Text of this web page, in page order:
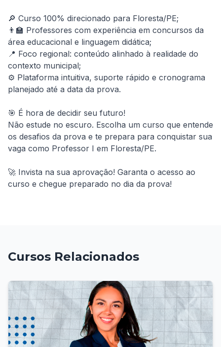
🔎 Curso 100% direcionado para Floresta/PE;
👨‍🏫 Professores com experiência em concursos da
área educacional e linguagem didática;
📍 Foco regional: conteúdo alinhado à realidade do
contexto municipal;
⚙️ Plataforma intuitiva, suporte rápido e cronograma
planejado até a data da prova.
🎯 É hora de decidir seu futuro!
Não estude no escuro. Escolha um curso que entende
os desafios da prova e te prepara para conquistar sua
vaga como Professor I em Floresta/PE.
🚀 Invista na sua aprovação! Garanta o acesso ao
curso e chegue preparado no dia da prova!
Cursos Relacionados